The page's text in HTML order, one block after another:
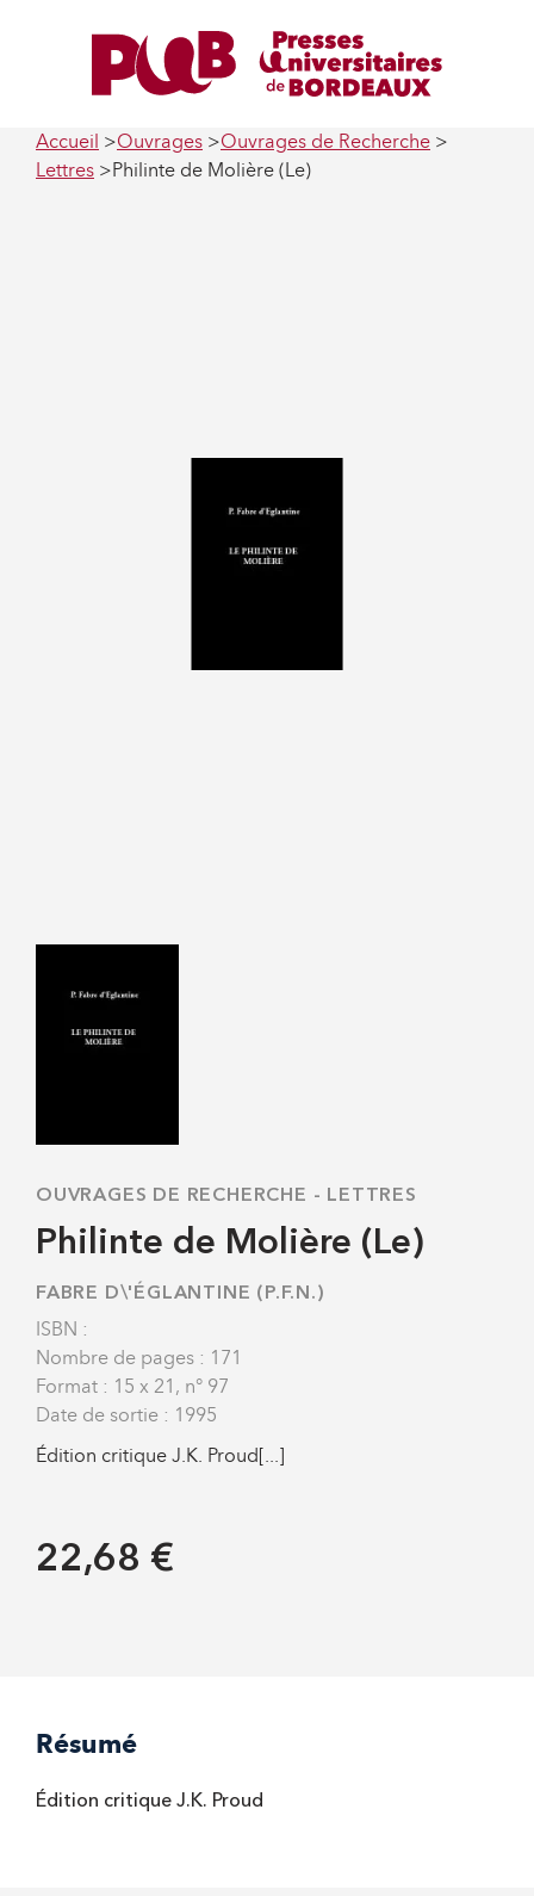
Accueil Ouvrages
Ouvrages de Recherche
Lettres
Philinte de Molière (Le)
OUVRAGES DE RECHERCHE - LETTRES
Philinte de Molière (Le)
FABRE D\'ÉGLANTINE (P.F.N.)
ISBN :
Nombre de pages : 171
Format : 15 x 21, n° 97
Date de sortie : 1995
Édition critique J.K. Proud[...]
22,68 €
Résumé
Édition critique J.K. Proud